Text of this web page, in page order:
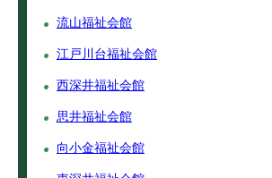
流山福祉会館
江戸川台福祉会館
西深井福祉会館
思井福祉会館
向小金福祉会館